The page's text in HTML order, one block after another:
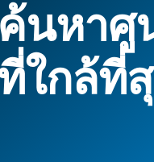
นหาศู
ใกล้ที่